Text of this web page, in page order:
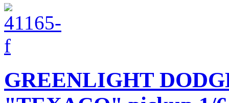
GREENLIGHT